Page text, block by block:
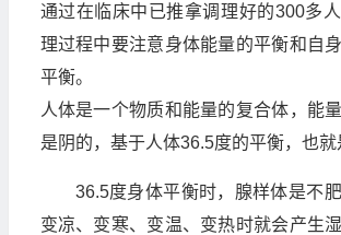
通过在临床中已推拿调理好的300多
理过程中要注意身体能量的平衡和自
平衡。
人体是一个物质和能量的复合体，能
是阴的，基于人体36.5度的平衡，也
36.5度身体平衡时，腺样体是不
变凉、变寒、变温、变热时就会产生